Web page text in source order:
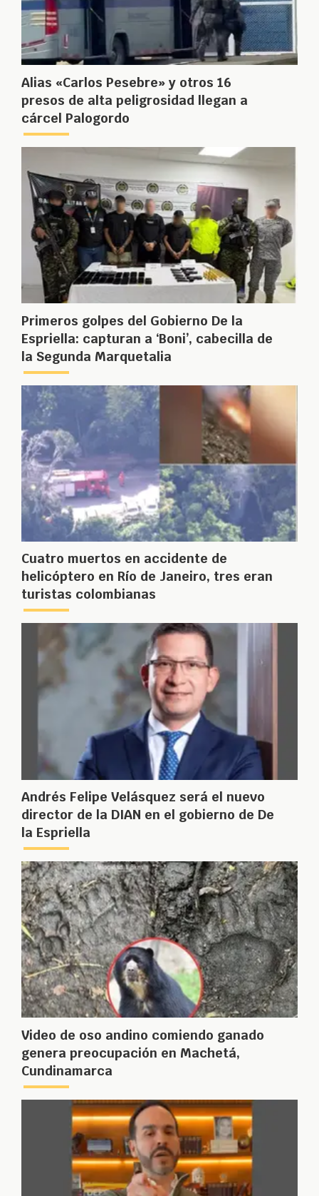
Alias «Carlos Pesebre» y otros 16
presos de alta peligrosidad llegan a
cárcel Palogordo
Primeros golpes del Gobierno De la
Espriella: capturan a ‘Boni’, cabecilla de
la Segunda Marquetalia
Cuatro muertos en accidente de
helicóptero en Río de Janeiro, tres eran
turistas colombianas
Andrés Felipe Velásquez será el nuevo
director de la DIAN en el gobierno de De
la Espriella
Video de oso andino comiendo ganado
genera preocupación en Machetá,
Cundinamarca